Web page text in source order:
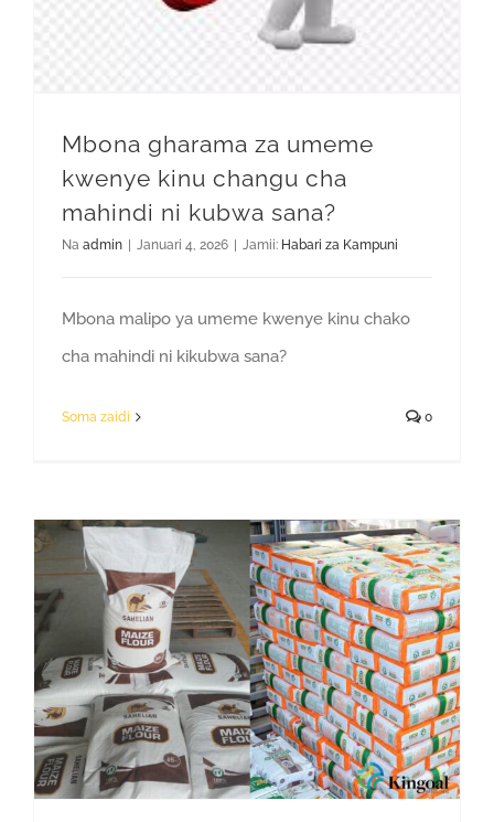
Mbona gharama za umeme
kwenye kinu changu cha
mahindi ni kubwa sana?
Na admin Januari 4, 2026 Jamii: Habari za Kampuni
Mbona malipo ya umeme kwenye kinu chako
cha mahindi ni kikubwa sana?
Soma zaidi 0